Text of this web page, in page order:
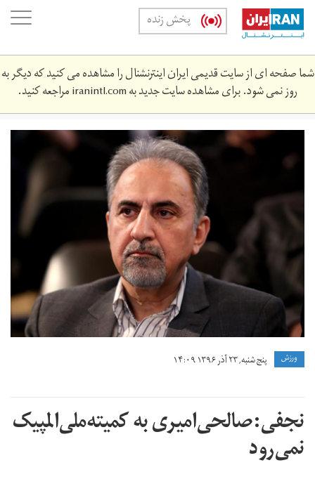
Skip
main
content
پخش زنده
شما صفحه ای از سایت قدیمی ایران اینترنشنال را مشاهده می کنید که دیگر به
روز نمی شود. برای مشاهده سایت جدید بهiranintl.comمراجعه کنید.
mhmdlynjfy.jpg
ورزش پنج شنبه, ۲۳ آذر ۱۳۹۶ ۱۴:۰۹
نجفی:صالحی‌امیری به کمیته‌ملی‌المپیک
نمی‌رود